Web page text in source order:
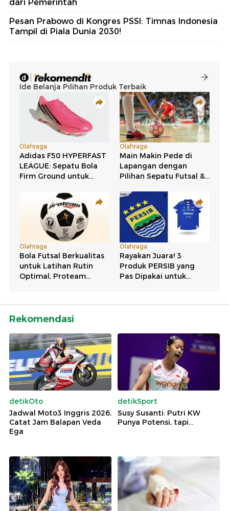
dari Pemerintah
Pesan Prabowo di Kongres PSSI: Timnas Indonesia
Tampil di Piala Dunia 2030!
Rekomendasi
detikOto
Jadwal Moto3 Inggris 2026,
Catat Jam Balapan Veda
Ega
detikSport
Susy Susanti: Putri KW
Punya Potensi, tapi...